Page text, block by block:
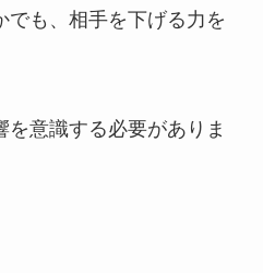
でも、相手を下げる力を
意識する必要がありま